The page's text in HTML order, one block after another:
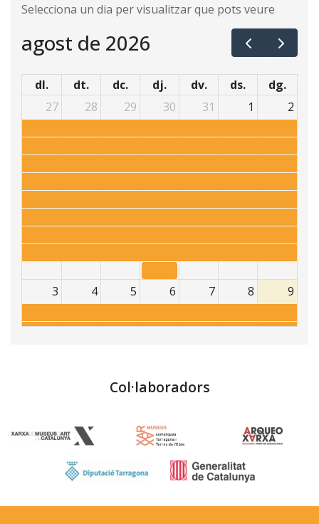
Selecciona un dia per visualitzar que pots veure
agost de 2026
dl. dt. dc. dj. dv. ds.
dg.
27
28 29 30 31 1 2
3 4 5 6 7 8 9
13
Col·laboradors